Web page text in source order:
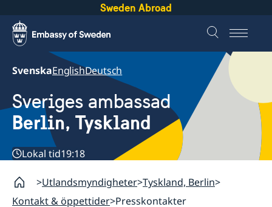
Sweden Abroad
SvenskaEnglishDeutsch
Sveriges ambassad
Berlin, Tyskland
Lokal tid19:18
Utlandsmyndigheter Tyskland, Berlin
Kontakt & öppettider Presskontakter